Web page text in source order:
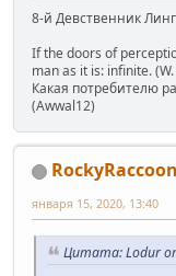
8-й Девственник
If the doors of
man as it is: infinite.
Какая потребителю
(Awwal12)
RockyRaccoon
января 15, 2020, 13:40
Цитата: Lodur